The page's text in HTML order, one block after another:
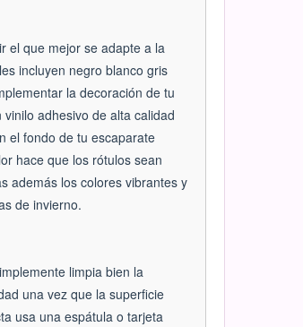
el que mejor se adapte a la
incluyen negro blanco gris
la decoración de tu
adhesivo de alta calidad
el fondo de tu escaparate
hace que los rótulos sean
además los colores vibrantes y
de invierno.
limpia bien la
una vez que la superficie
usa una espátula o tarjeta